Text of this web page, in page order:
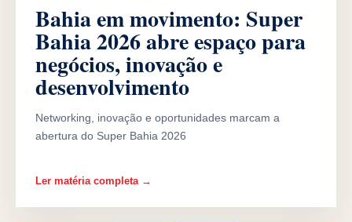
Bahia em movimento: Super
Bahia 2026 abre espaço para
negócios, inovação e
desenvolvimento
Networking, inovação e oportunidades marcam a
abertura do Super Bahia 2026
Ler matéria completa →